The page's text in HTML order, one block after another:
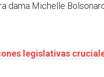
dama Michelle
legislativas